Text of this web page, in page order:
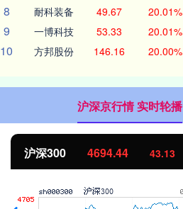
8 耐科装备 49.67 20.01%
9 一博科技 53.33 20.01%
10 方邦股份 146.16 20.00%
沪深京行情 实时轮播
北证50 1134.24 11.37